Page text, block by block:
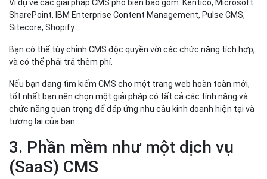
3. Phần mềm như một dịch vụ
(SaaS) CMS
Các giải pháp SaaS CMS thường bao gồm phần mềm quản lý nội
dung web, lưu trữ web và hỗ trợ kỹ thuật với một nhà cung cấp
dựa trên mô hình đăng ký, thường là trên cơ sở mỗi người dùng
hoặc mỗi trang web. Giá thường bao gồm:
lượng truyền dữ liệu (tức là băng thông đến và đi từ trang
lưu trữ cho nội dung và dữ liệu của bạn
hỗ trợ liên tục